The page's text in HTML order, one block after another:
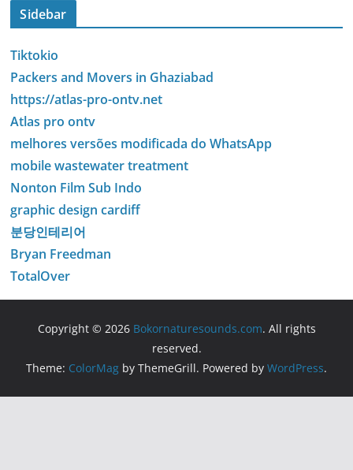
Sidebar
Tiktokio
Packers and Movers in Ghaziabad
https://atlas-pro-ontv.net
Atlas pro ontv
melhores versões modificada do WhatsApp
mobile wastewater treatment
Nonton Film Sub Indo
graphic design cardiff
분당인테리어
Bryan Freedman
TotalOver
Copyright © 2026 Bokornaturesounds.com. All rights
reserved.
Theme: ColorMag by ThemeGrill. Powered by WordPress.